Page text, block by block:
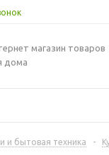
магазин товаров
дома
и бытовая техника -